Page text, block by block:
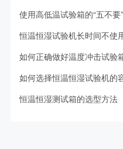
使用高低温试验箱的“五不要
恒温恒湿试验机长时间不使
如何正确做好温度冲击试验
如何选择恒温恒湿试验机的
恒温恒湿测试箱的选型方法